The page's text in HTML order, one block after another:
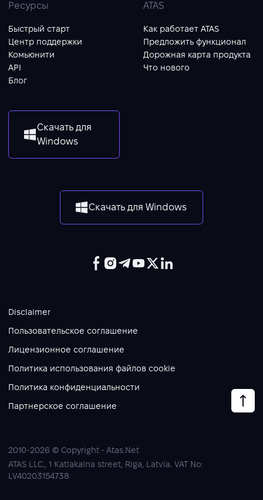
Ресурсы
Быстрый старт
Центр поддержки
Комьюнити
API
Блог
ATAS
Как работает ATAS
Предложить функционал
Дорожная карта продукта
Что нового
Скачать для
Windows
Скачать для Windows
2010-2026 © Copyright - Atas.Net
ATAS LLC., 1 Katlakalna street, Riga, Latvia. VAT No:
LV40203154738
Disclaimer
Пользовательское соглашение
Лицензионное соглашение
Политика использования файлов cookie
Политика конфиденциальности
Партнерское соглашение